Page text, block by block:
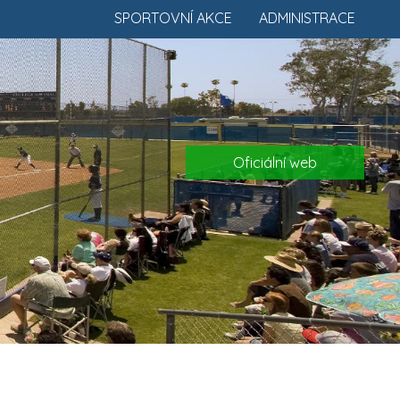
ADMINISTRACE
SPORTOVNÍ AKCE
Oficiální web